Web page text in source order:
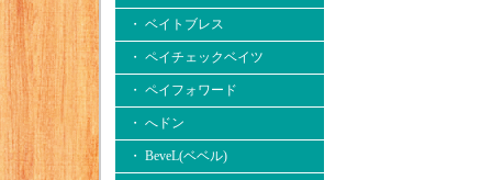
・ ベイトブレス
・ ペイチェックベイツ
・ ペイフォワード
・ へドン
・ BeveL(ベベル)